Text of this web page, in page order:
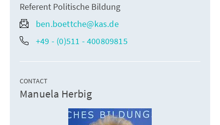
Referent Politische Bildung
ben.boettche@kas.de
+49 - (0)511 - 400809815
CONTACT
Manuela Herbig